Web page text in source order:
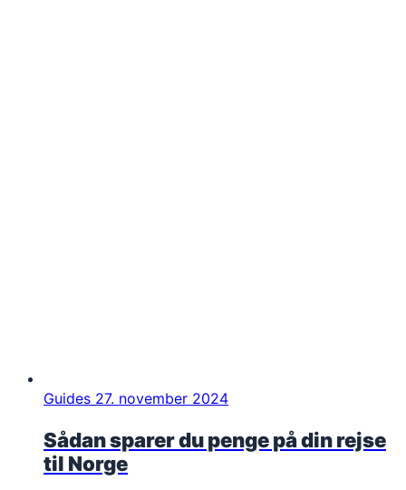
Guides 27. november 2024
Sådan sparer du penge på din rejse
til Norge